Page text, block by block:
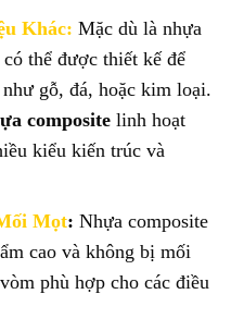
Khác: Mặc dù là nhựa
thể được thiết kế để
gỗ, đá, hoặc kim loại.
compositelinh hoạt
kiểu kiến trúc và
Mọt: Nhựa composite
cao và không bị mối
phù hợp cho các điều